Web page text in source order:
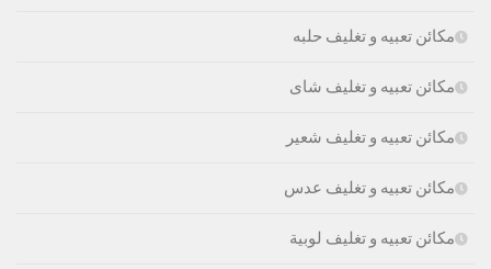
مكائن تعبيه و تغليف حلبه
مكائن تعبيه و تغليف شاى
مكائن تعبيه و تغليف شعير
مكائن تعبيه و تغليف عدس
مكائن تعبيه و تغليف لوبية